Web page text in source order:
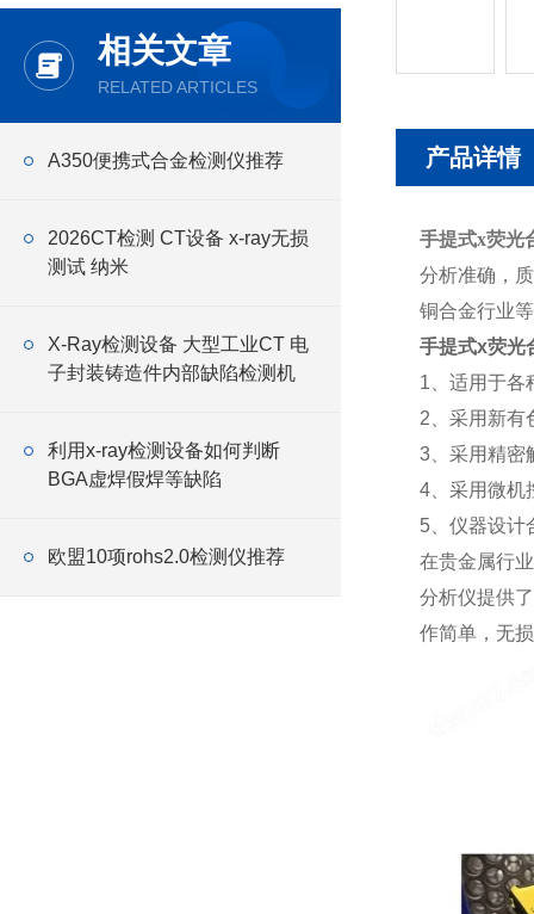
相关文章
RELATED ARTICLES
A350便携式合金检测仪推荐
2026CT检测 CT设备 x-ray无损
测试 纳米
X-Ray检测设备 大型工业CT 电
子封装铸造件内部缺陷检测机
利用x-ray检测设备如何判断
BGA虚焊假焊等缺陷
欧盟10项rohs2.0检测仪推荐
产品详情
手提式x荧光
分析准确，
铜合金行业
手提式x荧光
1、适用于各
2、采用新有
3、采用精密
4、采用微机
5、仪器设计
在贵金属行
分析仪提供
作简单，无